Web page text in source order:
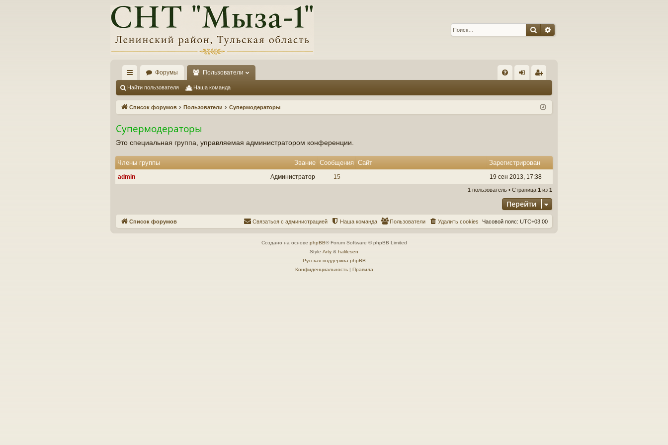
ПоискРасширенный поиск
с
ы
и
Форумы Пользователи
Q д ис
Найти пользователя Наша команда
Список форумов Пользователи Супермодераторы
Супермодераторы
Это специальная группа, управляемая администратором конференции.
Звание
Члены группы Сообщения Сайт Зарегистрирован
Администратор
admin 15 19 сен 2013, 17:38
1 пользователь • Страница 1 из 1
Перейти
Список форумов Часовой пояс: UTC+03:00
Удалить cookies
Пользователи
Наша команда
Связаться с администрацией
Создано на основе phpBB® Forum Software © phpBB Limited
Style Arty & halilesen
Русская поддержка phpBB
Конфиденциальность| Правила